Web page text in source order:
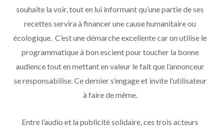
souhaite la voir, tout en lui informant qu’une partie de ses
recettes servira à financer une cause humanitaire ou
écologique. C’est une démarche excellente car on utilise le
programmatique à bon escient pour toucher la bonne
audience tout en mettant en valeur le fait que l’annonceur
se responsabilise. Ce dernier s’engage et invite l’utilisateur
à faire de même.
Entre l’audio et la publicité solidaire, ces trois acteurs